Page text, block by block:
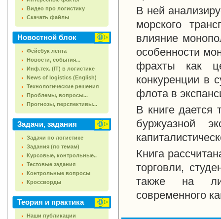
Видео про логистику
Скачать файлы
Новостной блок
Фейсбук лента
Новости, события...
Инф.тех. (IT) в логистике
News of logistics (English)
Технологические решения
Проблемы, вопросы...
Прогнозы, перспективы...
Задачи, задания
Задачи по логистике
Задания (по темам)
Курсовые, контрольные..
Тестовые задания
Контрольные вопросы
Кроссворды
Теория и практика
Наши публикации
В ней
морского
влияние
особенности
фрахты как
конкуренции в
флота в
В книге дается
буржуазной
Книга
торговли,
также на
современного